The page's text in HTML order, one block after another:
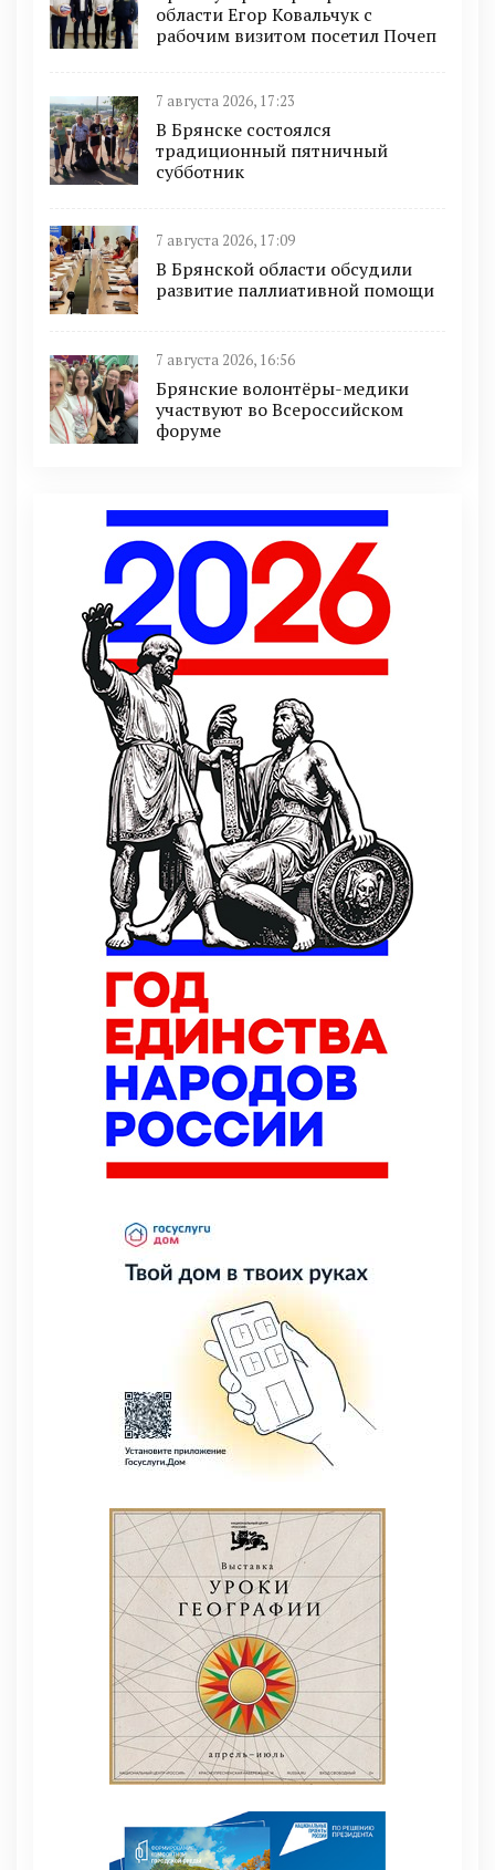
области Егор Ковальчук с
рабочим визитом посетил Почеп
7 августа 2026, 17:23
В Брянске состоялся
традиционный пятничный
субботник
7 августа 2026, 17:09
В Брянской области обсудили
развитие паллиативной помощи
7 августа 2026, 16:56
Брянские волонтёры-медики
участвуют во Всероссийском
форуме